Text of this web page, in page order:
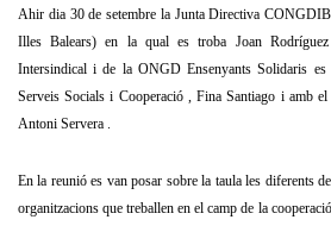
Ahir dia 30 de setembre la Junta Directiva
Illes Balears) en la qual es troba Joan
Intersindical i de la ONGD Ensenyants Solidaris
Serveis Socials i Cooperació , Fina Santiago i amb
Antoni Servera .
En la reunió es van posar sobre la taula les diferents
organitzacions que treballen en el camp de la